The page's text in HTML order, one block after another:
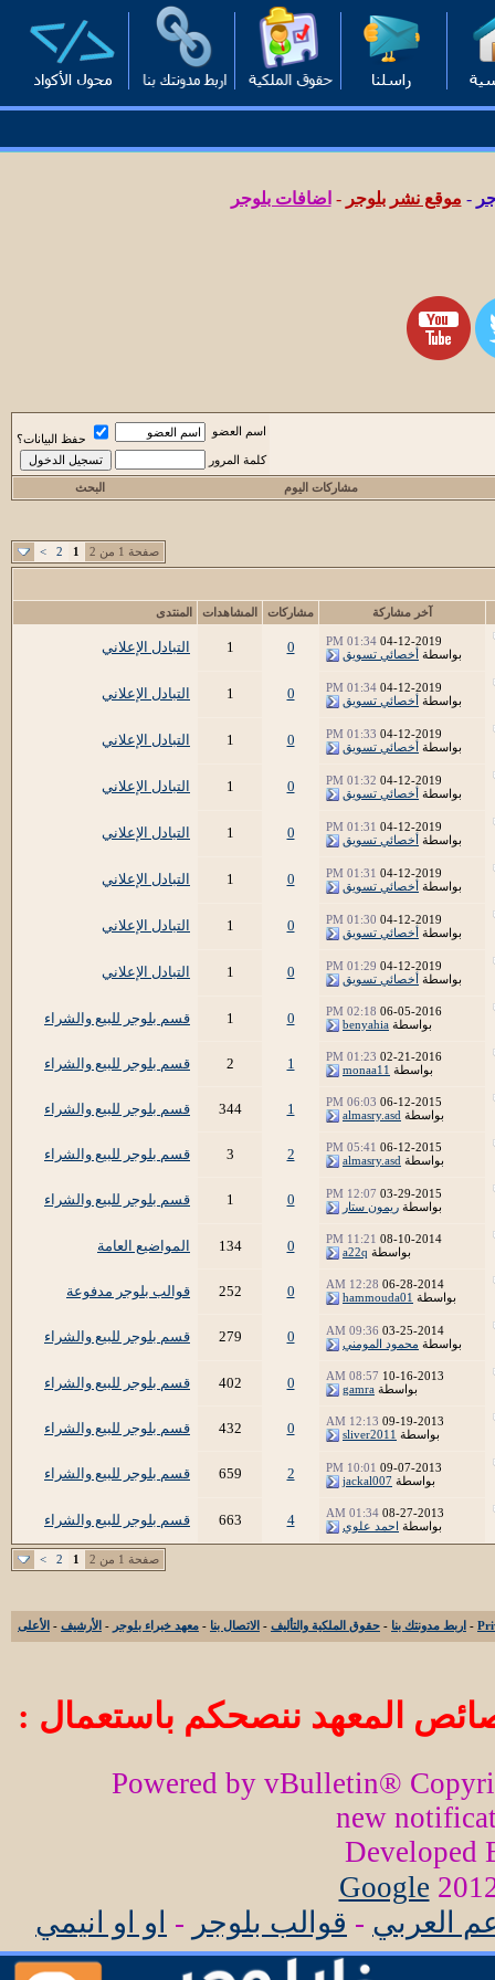
- موقع نشر بلوجر - اضافات بلوجر
اسم العضو
حفظ البيانات؟
كلمة المرور
مشاركات اليوم البحث
صفحة 1 من 2 1
2
>
آخر مشاركة مشاركات المشاهدات المنتدى
04-12-2019
01:34 PM
بواسطة أخصائي تسويق 0
1 التبادل الإعلاني
04-12-2019
01:34 PM
بواسطة أخصائي تسويق 0
1 التبادل الإعلاني
04-12-2019
01:33 PM
بواسطة أخصائي تسويق 0
1 التبادل الإعلاني
04-12-2019
01:32 PM
بواسطة أخصائي تسويق 0
1 التبادل الإعلاني
04-12-2019
01:31 PM
بواسطة أخصائي تسويق 0
1 التبادل الإعلاني
04-12-2019
01:31 PM
بواسطة أخصائي تسويق 0
1 التبادل الإعلاني
04-12-2019
01:30 PM
بواسطة أخصائي تسويق 0
1 التبادل الإعلاني
04-12-2019
01:29 PM
بواسطة أخصائي تسويق 0
1 التبادل الإعلاني
06-05-2016
02:18 PM
بواسطة benyahia
0
1 قسم بلوجر للبيع والشراء
02-21-2016
01:23 PM
بواسطة monaa11
1
2 قسم بلوجر للبيع والشراء
06-12-2015
06:03 PM
بواسطة almasry.asd
1
344 قسم بلوجر للبيع والشراء
06-12-2015
05:41 PM
بواسطة almasry.asd
2
3 قسم بلوجر للبيع والشراء
03-29-2015
12:07 PM
بواسطة ريمون ستار 0
1 قسم بلوجر للبيع والشراء
08-10-2014
11:21 PM
بواسطة a22q
0
134 المواضيع العامة
06-28-2014
12:28 AM
بواسطة hammouda01
0
252 قوالب بلوجر مدفوعة
03-25-2014
09:36 AM
بواسطة محمود المومني 0
279 قسم بلوجر للبيع والشراء
10-16-2013
08:57 AM
بواسطة gamra
0
402 قسم بلوجر للبيع والشراء
09-19-2013
12:13 AM
بواسطة sliver2011
0
432 قسم بلوجر للبيع والشراء
09-07-2013
10:01 PM
بواسطة jackal007
2
659 قسم بلوجر للبيع والشراء
08-27-2013
01:34 AM
بواسطة احمد علوي 4
663 قسم بلوجر للبيع والشراء
صفحة 1 من 2 1
2
>
- اربط مدونتك بنا - حقوق الملكية والتأليف - الاتصال بنا - معهد خبراء بلوجر - الأرشيف - الأعلى
المعهد ننصحكم باستعمال :
Powered by vBulletin®
new
Developed
Google
العربي - قوالب بلوجر - او او انيمي